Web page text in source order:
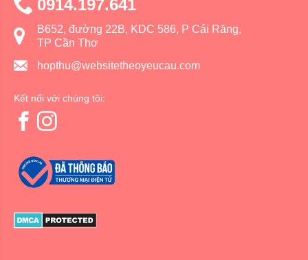
0914.197.641
B652, đường 22B, KDC 586, P Cái Răng,
TP Cần Thơ
hopthu@websitetheoyeucau.com
Kết nối với chúng tôi: